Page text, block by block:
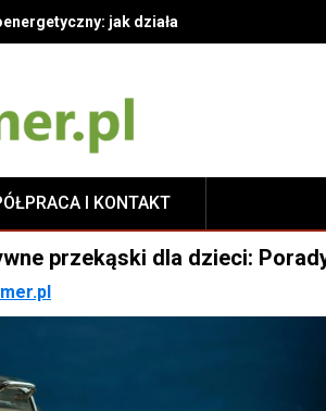
jak działa i w czym może
I KONTAKT
przekąski dla dzieci: